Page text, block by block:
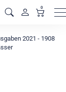
0
2021 - 1908